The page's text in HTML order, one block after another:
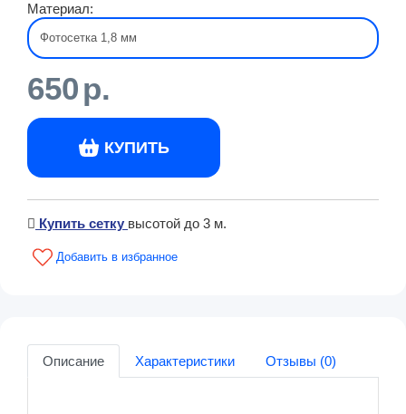
Материал:
650р.
КУПИТЬ
Купить сетку высотой до 3 м.
Описание Характеристики Отзывы (0)